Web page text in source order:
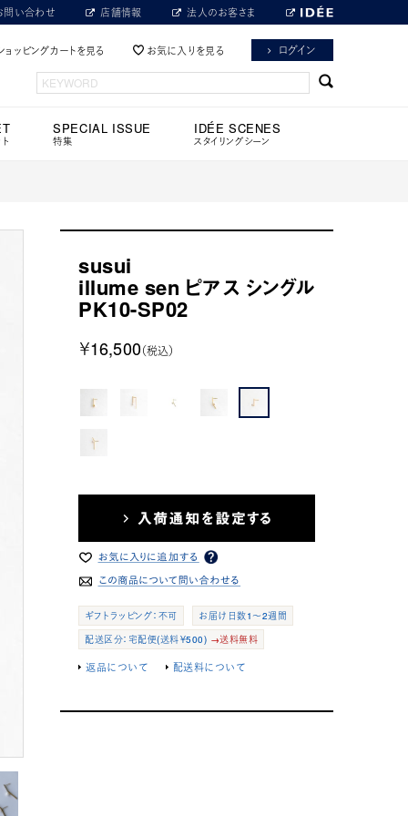
問い合わせ 店舗情報 法人のお客さま
ョッピングカートを見る お気に入りを見る ログイン
SPECIAL ISSUE
特集
IDÉE SCENES
スタイリングシーン
susui
illume sen ピアス シングル
PK10-SP02
￥16,500（税込）
ギフトラッピング：不可
お届け日数1～2週間
配送区分：宅配便(送料￥500) →送料無料
返品について 配送料について